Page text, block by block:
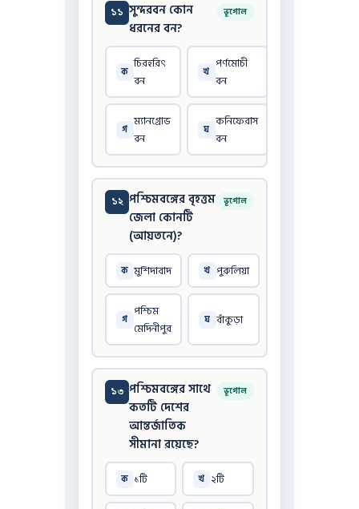
১১ সুন্দরবন কোন
ধরনের বন?
ভূগোল
ক চিরহরিৎ
বন
খ পর্ণমোচী
বন
গ ম্যানগ্রোভ
বন
ঘ কনিফেরাস
বন
১২ পশ্চিমবঙ্গের বৃহত্তম
জেলা কোনটি
(আয়তনে)?
ভূগোল
ক মুর্শিদাবাদ খ পুরুলিয়া
গ পশ্চিম
মেদিনীপুর
ঘ বাঁকুড়া
১৩ পশ্চিমবঙ্গের সাথে
কতটি দেশের
আন্তর্জাতিক
সীমানা রয়েছে?
ভূগোল
ক ১টি খ ২টি